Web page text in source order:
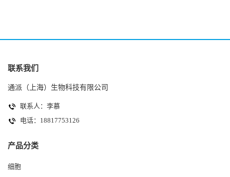
联系我们
通派（上海）生物科技有限公司
联系人：李慕
电话：18817753126
产品分类
细胞